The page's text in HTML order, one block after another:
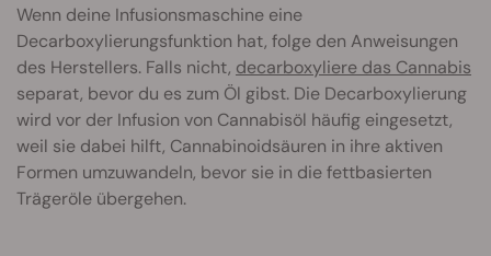
Wenn deine Infusionsmaschine eine
Decarboxylierungsfunktion hat, folge den Anweisungen
des Herstellers. Falls nicht, decarboxyliere das Cannabis
separat, bevor du es zum Öl gibst. Die Decarboxylierung
wird vor der Infusion von Cannabisöl häufig eingesetzt,
weil sie dabei hilft, Cannabinoidsäuren in ihre aktiven
Formen umzuwandeln, bevor sie in die fettbasierten
Trägeröle übergehen.